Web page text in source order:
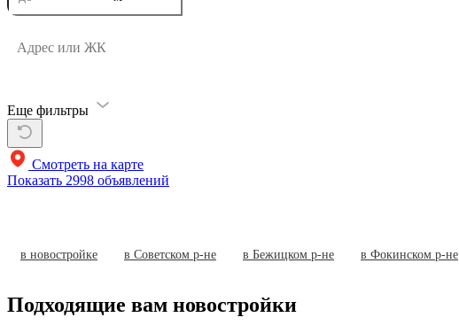
Еще фильтры
Смотреть на карте
Показать 2998 объявлений
в новостройке в Советском р-не в Бежицком р-не в Фокинском р-не
Подходящие вам новостройки